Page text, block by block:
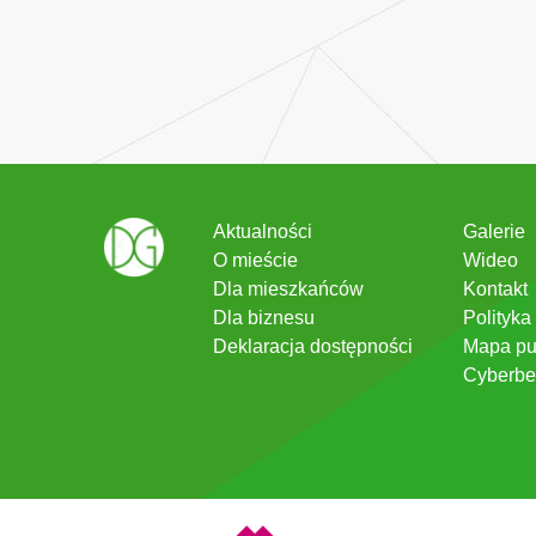
Aktualności
O mieście
Dla mieszkańców
Dla biznesu
Deklaracja dostępności
Galerie
Wideo
Kontakt
Mapa